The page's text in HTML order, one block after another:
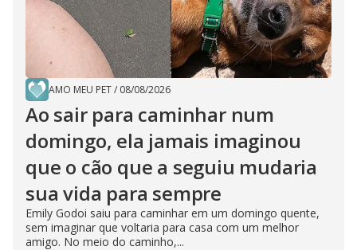
AMO MEU PET/ 08/08/2026
Ao sair para caminhar num
domingo, ela jamais imaginou
que o cão que a seguiu mudaria
sua vida para sempre
Emily Godoi saiu para caminhar em um domingo quente,
sem imaginar que voltaria para casa com um melhor
amigo. No meio do caminho,...